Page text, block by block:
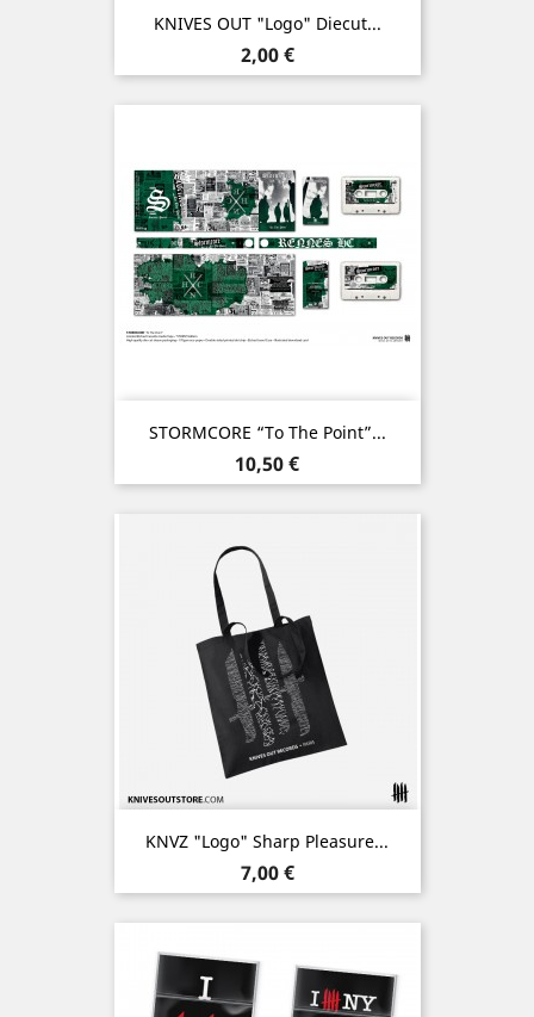
KNIVES OUT "Logo" Diecut...
Prix
2,00 €
STORMCORE “To The Point”...
Prix
10,50 €
KNVZ "Logo" Sharp Pleasure...
Prix
7,00 €